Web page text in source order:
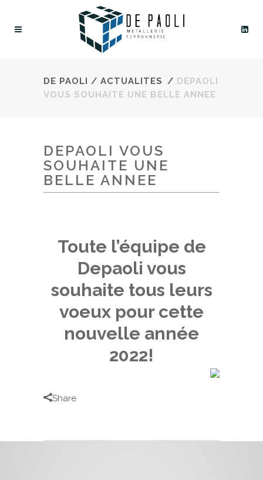
DE PAOLI / ACTUALITES / DEPAOLI
VOUS SOUHAITE UNE BELLE ANNEE
DEPAOLI VOUS
SOUHAITE UNE
BELLE ANNEE
Toute l’équipe de
Depaoli vous
souhaite tous leurs
voeux pour cette
nouvelle année
2022!
Share